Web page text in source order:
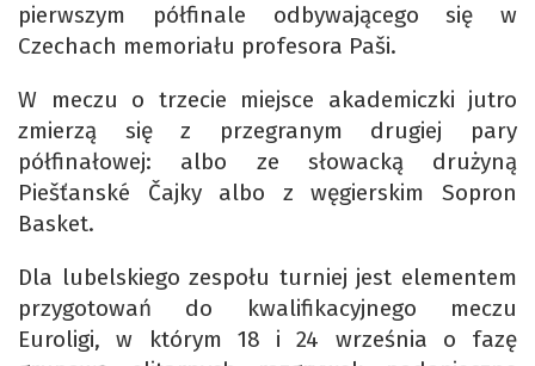
pierwszym półfinale odbywającego się w
Czechach memoriału profesora Paši.
W meczu o trzecie miejsce akademiczki jutro
zmierzą się z przegranym drugiej pary
półfinałowej: albo ze słowacką drużyną
Piešťanské Čajky albo z węgierskim Sopron
Basket.
Dla lubelskiego zespołu turniej jest elementem
przygotowań do kwalifikacyjnego meczu
Euroligi, w którym 18 i 24 września o fazę